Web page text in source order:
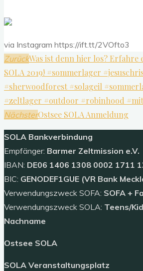
via Instagram https://ift.tt/2VOfto3
ZurückWas ist denn hier los? Erfahre
SOLA 2019! #sommerlager
#sherwoodforest #solageil
#zeltlager #outdoor #robinhood
NächsterOstsee SOLA Anmeldung
SOLA Bankverbindung
Empfänger: Barmer Zeltmission e.V.
IBAN: DE06 1406 1308 0002 1711
BIC: GENODEF1GUE (VR Bank
Verwendungszweck SOFA: SOFA +
Verwendungszweck SOLA: Teens/
Nachname
Ostsee SOLA
SOLA Veranstaltungsplatz